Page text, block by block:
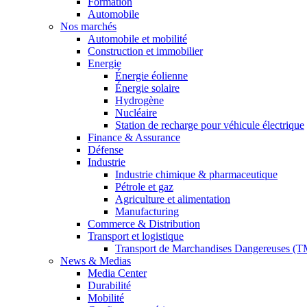
Automobile
Nos marchés
Automobile et mobilité
Construction et immobilier
Energie
Énergie éolienne
Énergie solaire
Hydrogène
Nucléaire
Station de recharge pour véhicule électrique
Finance & Assurance
Défense
Industrie
Industrie chimique & pharmaceutique
Pétrole et gaz
Agriculture et alimentation
Manufacturing
Commerce & Distribution
Transport et logistique
Transport de Marchandises Dangereuses
News & Medias
Media Center
Durabilité
Mobilité